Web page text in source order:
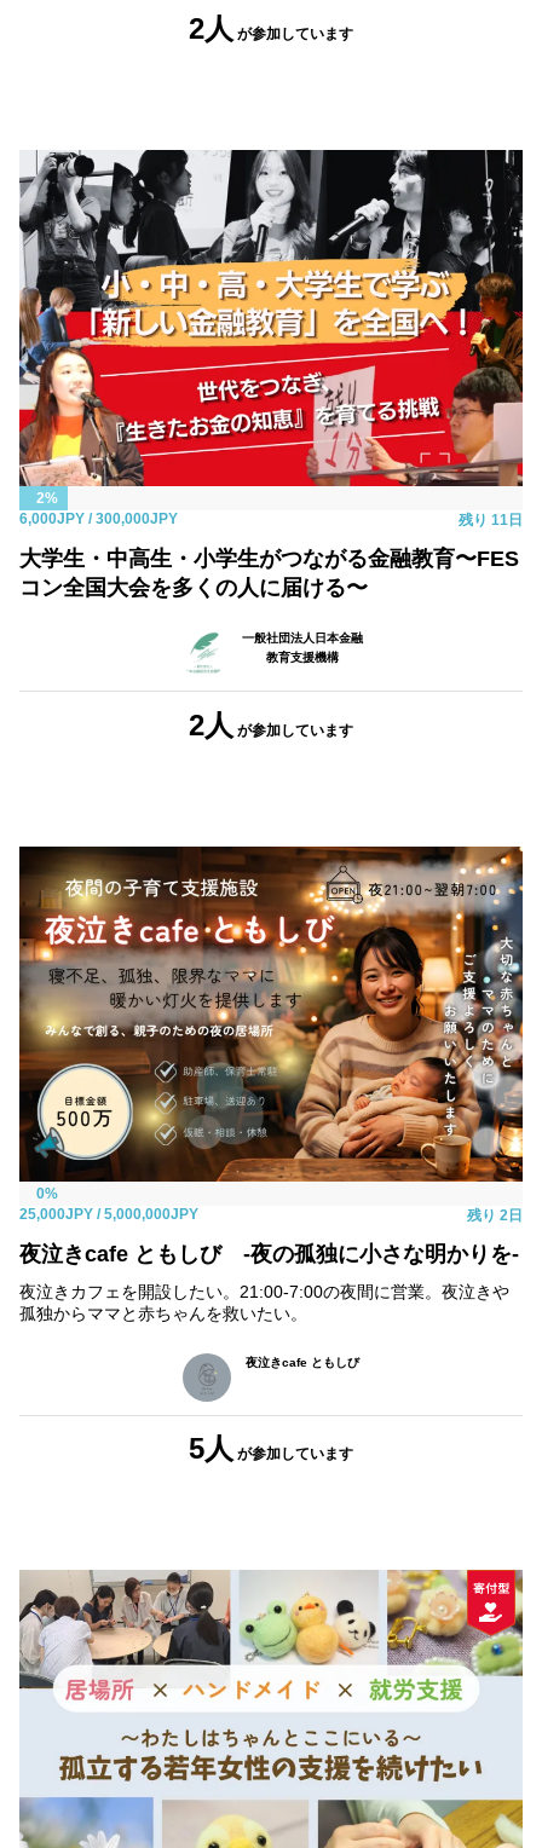
2人 が参加しています
2%
6,000JPY / 300,000JPY 残り 11日
大学生・中高生・小学生がつながる金融教育〜FES
コン全国大会を多くの人に届ける〜
一般社団法人日本金融
教育支援機構
2人 が参加しています
0%
25,000JPY / 5,000,000JPY 残り 2日
夜泣きcafe ともしび -夜の孤独に小さな明かりを-
夜泣きカフェを開設したい。21:00-7:00の夜間に営業。夜泣きや
孤独からママと赤ちゃんを救いたい。
夜泣きcafe ともしび
5人 が参加しています